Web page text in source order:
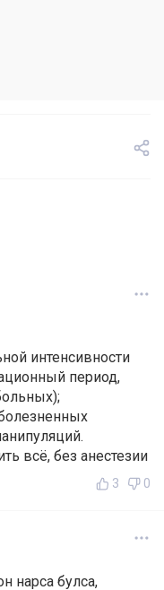
интенсивности
период,
всё, без анестезии
3 0
нарса булса,